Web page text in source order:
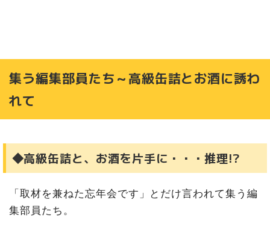
集う編集部員たち～高級缶詰とお酒に誘わ
れて
◆高級缶詰と、お酒を片手に・・・推理!?
「取材を兼ねた忘年会です」とだけ言われて集う編
集部員たち。